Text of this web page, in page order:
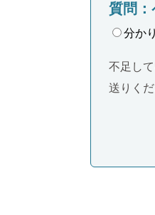
質問：
分か
不足し
送りくだ